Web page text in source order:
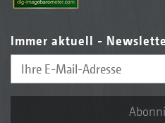
Immer aktuell -